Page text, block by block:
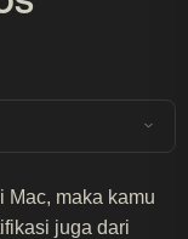
Mac, maka kamu
juga dari